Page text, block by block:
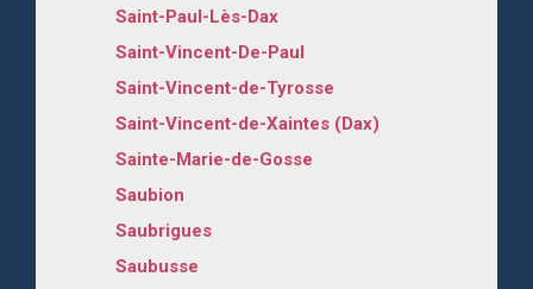
Saint-Paul-Lès-Dax
Saint-Vincent-De-Paul
Saint-Vincent-de-Tyrosse
Saint-Vincent-de-Xaintes (Dax)
Sainte-Marie-de-Gosse
Saubion
Saubrigues
Saubusse